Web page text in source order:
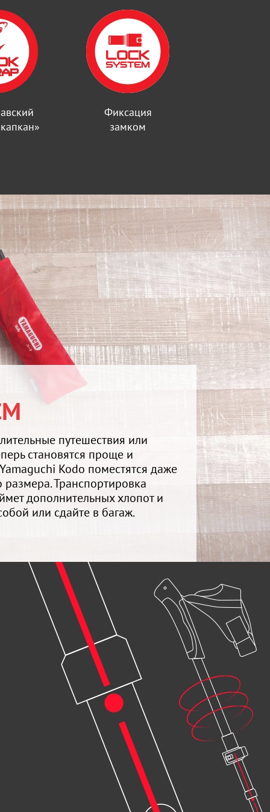
Фиксация
замком
путешествия или
становятся проще и
Kodo поместятся даже
Транспортировка
дополнительных хлопот и
или сдайте в багаж.